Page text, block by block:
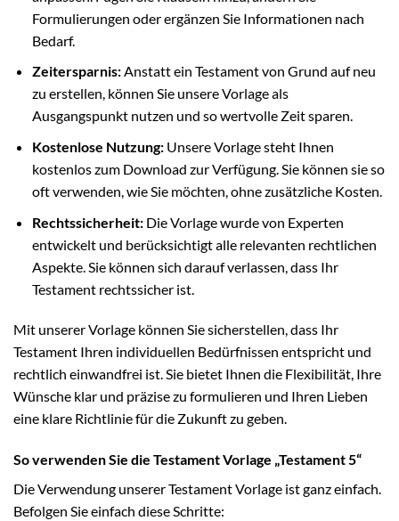
Formulierungen oder ergänzen Sie Informationen nach
Bedarf.
Zeitersparnis:Anstatt ein Testament von Grund auf neu
zu erstellen, können Sie unsere Vorlage als
Ausgangspunkt nutzen und so wertvolle Zeit sparen.
Kostenlose Nutzung:Unsere Vorlage steht Ihnen
kostenlos zum Download zur Verfügung. Sie können sie so
oft verwenden, wie Sie möchten, ohne zusätzliche Kosten.
Rechtssicherheit:Die Vorlage wurde von Experten
entwickelt und berücksichtigt alle relevanten rechtlichen
Aspekte. Sie können sich darauf verlassen, dass Ihr
Testament rechtssicher ist.
Mit unserer Vorlage können Sie sicherstellen, dass Ihr
Testament Ihren individuellen Bedürfnissen entspricht und
rechtlich einwandfrei ist. Sie bietet Ihnen die Flexibilität, Ihre
Wünsche klar und präzise zu formulieren und Ihren Lieben
eine klare Richtlinie für die Zukunft zu geben.
So verwenden Sie die Testament Vorlage „Testament 5“
Die Verwendung unserer Testament Vorlage ist ganz einfach.
Befolgen Sie einfach diese Schritte: